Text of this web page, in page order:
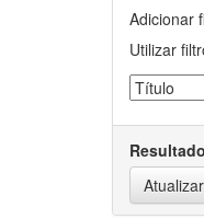
Adicionar
Utilizar